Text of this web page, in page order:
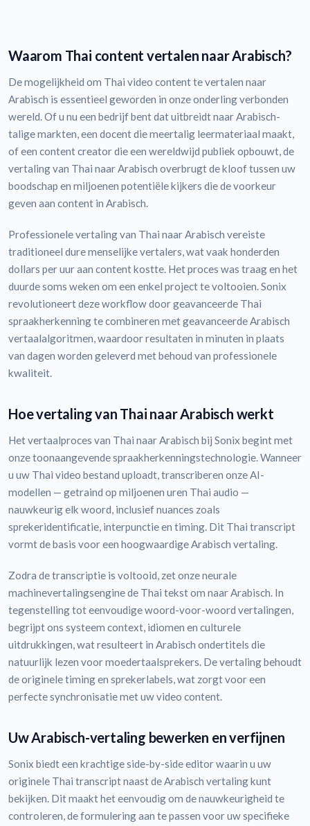
Waarom Thai content vertalen naar Arabisch?
De mogelijkheid om Thai video content te vertalen naar
Arabisch is essentieel geworden in onze onderling verbonden
wereld. Of u nu een bedrijf bent dat uitbreidt naar Arabisch-
talige markten, een docent die meertalig leermateriaal maakt,
of een content creator die een wereldwijd publiek opbouwt, de
vertaling van Thai naar Arabisch overbrugt de kloof tussen uw
boodschap en miljoenen potentiële kijkers die de voorkeur
geven aan content in Arabisch.
Professionele vertaling van Thai naar Arabisch vereiste
traditioneel dure menselijke vertalers, wat vaak honderden
dollars per uur aan content kostte. Het proces was traag en het
duurde soms weken om een enkel project te voltooien. Sonix
revolutioneert deze workflow door geavanceerde Thai
spraakherkenning te combineren met geavanceerde Arabisch
vertaalalgoritmen, waardoor resultaten in minuten in plaats
van dagen worden geleverd met behoud van professionele
kwaliteit.
Hoe vertaling van Thai naar Arabisch werkt
Het vertaalproces van Thai naar Arabisch bij Sonix begint met
onze toonaangevende spraakherkenningstechnologie. Wanneer
u uw Thai video bestand uploadt, transcriberen onze AI-
modellen — getraind op miljoenen uren Thai audio —
nauwkeurig elk woord, inclusief nuances zoals
sprekeridentificatie, interpunctie en timing. Dit Thai transcript
vormt de basis voor een hoogwaardige Arabisch vertaling.
Zodra de transcriptie is voltooid, zet onze neurale
machinevertalingsengine de Thai tekst om naar Arabisch. In
tegenstelling tot eenvoudige woord-voor-woord vertalingen,
begrijpt ons systeem context, idiomen en culturele
uitdrukkingen, wat resulteert in Arabisch ondertitels die
natuurlijk lezen voor moedertaalsprekers. De vertaling behoudt
de originele timing en sprekerlabels, wat zorgt voor een
perfecte synchronisatie met uw video content.
Uw Arabisch-vertaling bewerken en verfijnen
Sonix biedt een krachtige side-by-side editor waarin u uw
originele Thai transcript naast de Arabisch vertaling kunt
bekijken. Dit maakt het eenvoudig om de nauwkeurigheid te
controleren, de formulering aan te passen voor uw specifieke